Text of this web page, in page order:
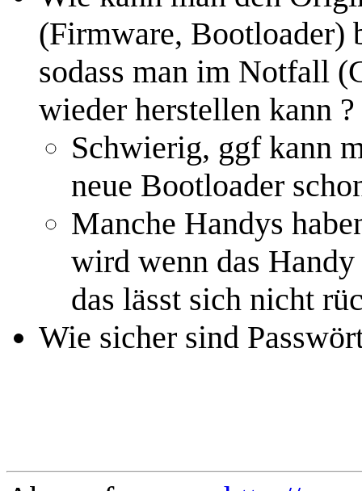
(Firmware, Bootloader)
sodass man im Notfall
wieder herstellen kann ?
Schwierig, ggf kann
neue Bootloader
Manche Handys
wird wenn das
das lässt sich nicht
Wie sicher sind